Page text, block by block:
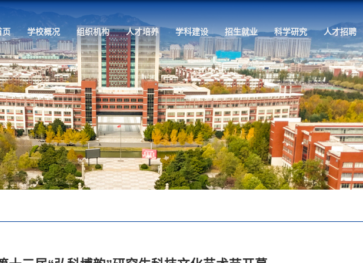
首页 学校概况 组织机构 人才培养